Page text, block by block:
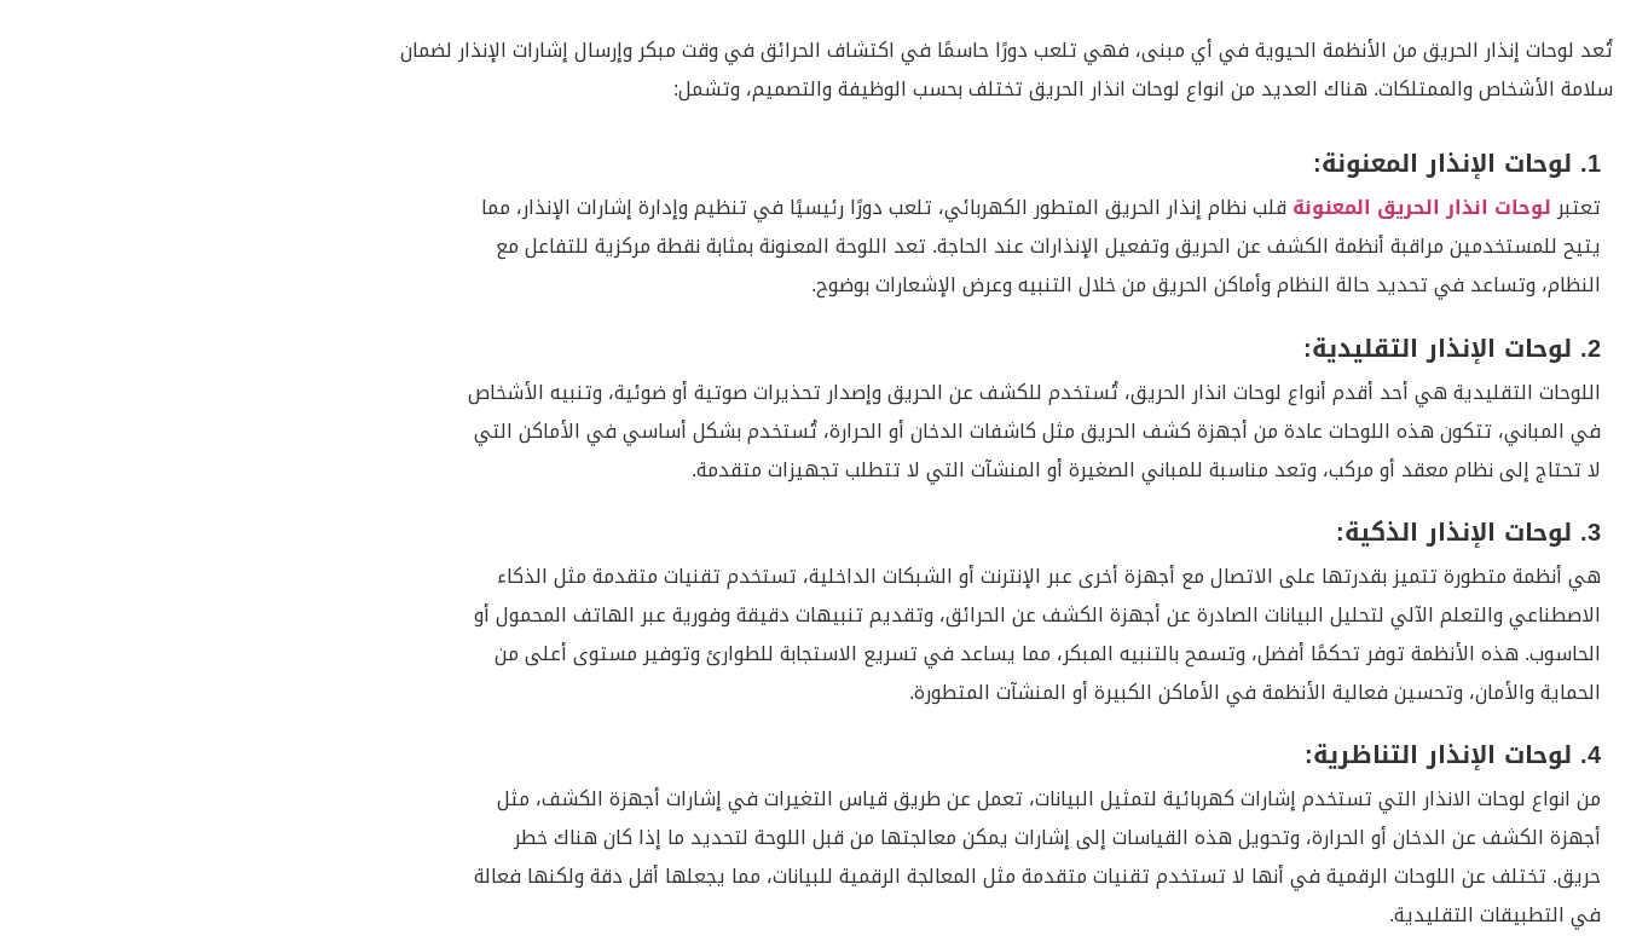
تُعد لوحات إنذار الحريق من الأنظمة الحيوية في أي مبنى، فهي تلعب دورًا حاسمًا في اكتشاف الحرائق في وقت مبكر وإرسال إشارات الإنذار لضمان
سلامة الأشخاص والممتلكات. هناك العديد من انواع لوحات انذار الحريق تختلف بحسب الوظيفة والتصميم، وتشمل:
1. لوحات الإنذار المعنونة:
تعتبرلوحات انذار الحريق المعنونة قلب نظام إنذار الحريق المتطور الكهربائي، تلعب دورًا رئيسيًا في تنظيم وإدارة إشارات الإنذار، مما
يتيح للمستخدمين مراقبة أنظمة الكشف عن الحريق وتفعيل الإنذارات عند الحاجة. تعد اللوحة المعنونة بمثابة نقطة مركزية للتفاعل مع
النظام، وتساعد في تحديد حالة النظام وأماكن الحريق من خلال التنبيه وعرض الإشعارات بوضوح.
2. لوحات الإنذار التقليدية:
اللوحات التقليدية هي أحد أقدم أنواع لوحات انذار الحريق، تُستخدم للكشف عن الحريق وإصدار تحذيرات صوتية أو ضوئية، وتنبيه الأشخاص
في المباني، تتكون هذه اللوحات عادة من أجهزة كشف الحريق مثل كاشفات الدخان أو الحرارة، تُستخدم بشكل أساسي في الأماكن التي
لا تحتاج إلى نظام معقد أو مركب، وتعد مناسبة للمباني الصغيرة أو المنشآت التي لا تتطلب تجهيزات متقدمة.
3. لوحات الإنذار الذكية:
هي أنظمة متطورة تتميز بقدرتها على الاتصال مع أجهزة أخرى عبر الإنترنت أو الشبكات الداخلية، تستخدم تقنيات متقدمة مثل الذكاء
الاصطناعي والتعلم الآلي لتحليل البيانات الصادرة عن أجهزة الكشف عن الحرائق، وتقديم تنبيهات دقيقة وفورية عبر الهاتف المحمول أو
الحاسوب. هذه الأنظمة توفر تحكمًا أفضل، وتسمح بالتنبيه المبكر، مما يساعد في تسريع الاستجابة للطوارئ وتوفير مستوى أعلى من
الحماية والأمان، وتحسين فعالية الأنظمة في الأماكن الكبيرة أو المنشآت المتطورة.
4. لوحات الإنذار التناظرية:
من انواع لوحات الانذار التي تستخدم إشارات كهربائية لتمثيل البيانات، تعمل عن طريق قياس التغيرات في إشارات أجهزة الكشف، مثل
أجهزة الكشف عن الدخان أو الحرارة، وتحويل هذه القياسات إلى إشارات يمكن معالجتها من قبل اللوحة لتحديد ما إذا كان هناك خطر
حريق. تختلف عن اللوحات الرقمية في أنها لا تستخدم تقنيات متقدمة مثل المعالجة الرقمية للبيانات، مما يجعلها أقل دقة ولكنها فعالة
في التطبيقات التقليدية.